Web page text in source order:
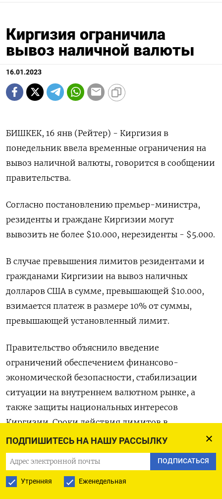
ПОДПИШИТЕСЬ НА НАШУ РАССЫЛКУ
ПОДПИСАТЬСЯ
Утренняя Еженедельная
Киргизия ограничила
вывоз наличной валюты
16.01.2023
БИШКЕК, 16 янв (Рейтер) - Киргизия в
понедельник ввела временные ограничения на
вывоз наличной валюты, говорится в сообщении
правительства.
Согласно постановлению премьер-министра,
резиденты и граждане Киргизии могут
вывозить не более $10.000, нерезиденты - $5.000.
В случае превышения лимитов резидентами и
гражданами Киргизии на вывоз наличных
долларов США в сумме, превышающей $10.000,
взимается платеж в размере 10% от суммы,
превышающей установленный лимит.
Правительство объяснило введение
ограничений обеспечением финансово-
экономической безопасности, стабилизации
ситуации на внутреннем валютном рынке, а
также защиты национальных интересов
Киргизии. Сроки действия лимитов в
постановлении не указаны.
В марте 2022 года правительство запретило
вывоз наличной валюты коммерческим банкам